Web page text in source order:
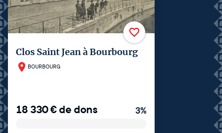
Clos Saint Jean à Bourbourg
BOURBOURG
18 330€de dons 3%